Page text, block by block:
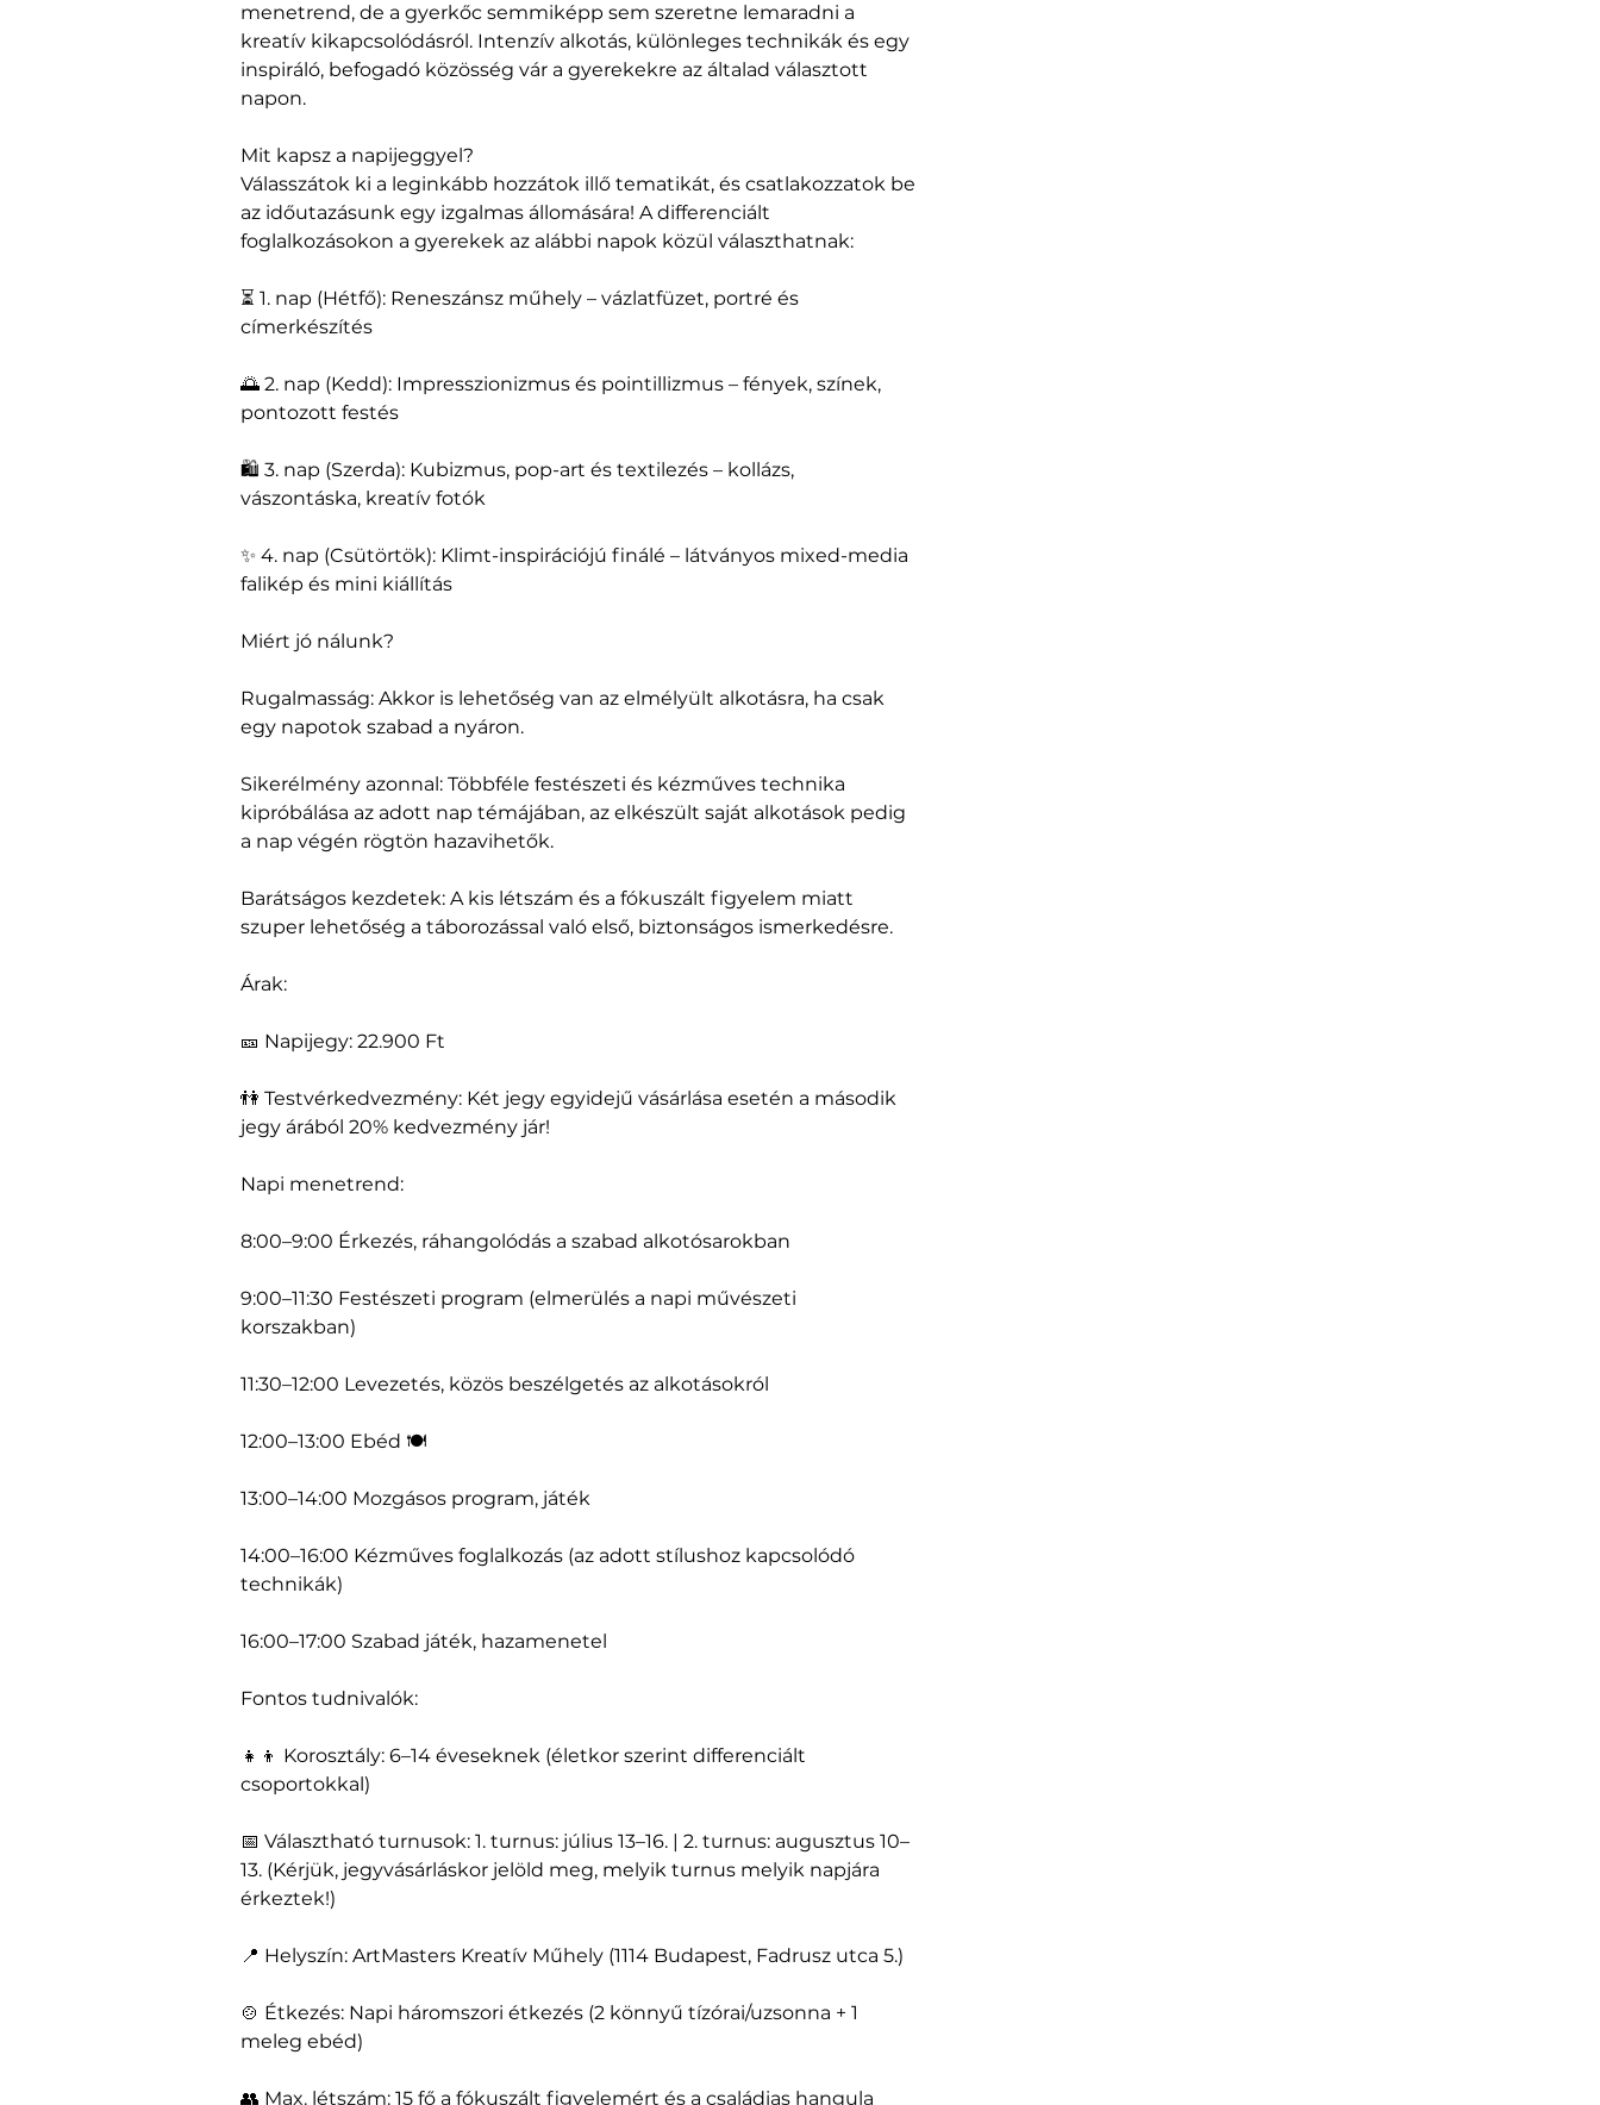
menetrend, de a gyerkőc semmiképp sem szeretne lemaradni a
kreatív kikapcsolódásról. Intenzív alkotás, különleges technikák és egy
inspiráló, befogadó közösség vár a gyerekekre az általad választott
napon.
Mit kapsz a napijeggyel?
Válasszátok ki a leginkább hozzátok illő tematikát, és csatlakozzatok be
az időutazásunk egy izgalmas állomására! A differenciált
foglalkozásokon a gyerekek az alábbi napok közül választhatnak:
⏳ 1. nap (Hétfő): Reneszánsz műhely – vázlatfüzet, portré és
címerkészítés
🌅 2. nap (Kedd): Impresszionizmus és pointillizmus – fények, színek,
pontozott festés
🛍️ 3. nap (Szerda): Kubizmus, pop-art és textilezés – kollázs,
vászontáska, kreatív fotók
✨ 4. nap (Csütörtök): Klimt-inspirációjú finálé – látványos mixed-media
falikép és mini kiállítás
Miért jó nálunk?
Rugalmasság: Akkor is lehetőség van az elmélyült alkotásra, ha csak
egy napotok szabad a nyáron.
Sikerélmény azonnal: Többféle festészeti és kézműves technika
kipróbálása az adott nap témájában, az elkészült saját alkotások pedig
a nap végén rögtön hazavihetők.
Barátságos kezdetek: A kis létszám és a fókuszált figyelem miatt
szuper lehetőség a táborozással való első, biztonságos ismerkedésre.
Árak:
🎫 Napijegy: 22.900 Ft
👫 Testvérkedvezmény: Két jegy egyidejű vásárlása esetén a második
jegy árából 20% kedvezmény jár!
Napi menetrend:
8:00–9:00 Érkezés, ráhangolódás a szabad alkotósarokban
9:00–11:30 Festészeti program (elmerülés a napi művészeti
korszakban)
11:30–12:00 Levezetés, közös beszélgetés az alkotásokról
12:00–13:00 Ebéd 🍽️
13:00–14:00 Mozgásos program, játék
14:00–16:00 Kézműves foglalkozás (az adott stílushoz kapcsolódó
technikák)
16:00–17:00 Szabad játék, hazamenetel
Fontos tudnivalók:
👧👦 Korosztály: 6–14 éveseknek (életkor szerint differenciált
csoportokkal)
📅 Választható turnusok: 1. turnus: július 13–16. | 2. turnus: augusztus 10–
13. (Kérjük, jegyvásárláskor jelöld meg, melyik turnus melyik napjára
érkeztek!)
📍 Helyszín: ArtMasters Kreatív Műhely (1114 Budapest, Fadrusz utca 5.)
🍲 Étkezés: Napi háromszori étkezés (2 könnyű tízórai/uzsonna + 1
meleg ebéd)
👥 Max. létszám: 15 fő a fókuszált figyelemért és a családias hangula